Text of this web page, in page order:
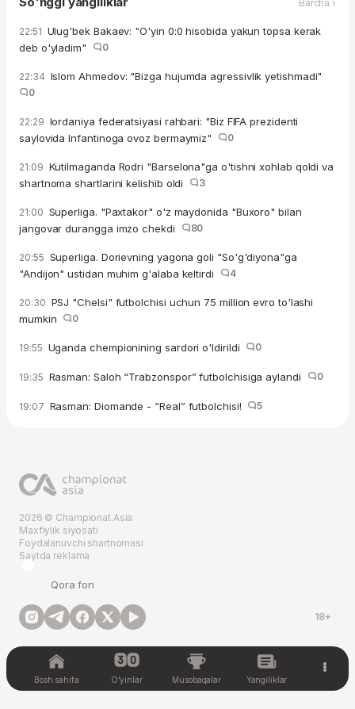
Barcha ›
22:51 Ulug'bek Bakaev: "O'yin 0:0 hisobida yakun topsa kerak
deb o'yladim"
0
22:34 Islom Ahmedov: "Bizga hujumda agressivlik yetishmadi"
0
22:29 Iordaniya federatsiyasi rahbari: "Biz FIFA prezidenti
saylovida Infantinoga ovoz bermaymiz"
0
21:09 Kutilmaganda Rodri "Barselona"ga o'tishni xohlab qoldi va
shartnoma shartlarini kelishib oldi
3
21:00 Superliga. "Paxtakor" o'z maydonida "Buxoro" bilan
jangovar durangga imzo chekdi
80
20:55 Superliga. Dorievning yagona goli "So'g'diyona"ga
"Andijon" ustidan muhim g'alaba keltirdi
4
20:30 PSJ "Chelsi" futbolchisi uchun 75 million evro to'lashi
mumkin
0
19:55 Uganda chempionining sardori o'ldirildi 0
19:35 Rasman: Saloh “Trabzonspor” futbolchisiga aylandi 0
19:07 Rasman: Diomande - “Real” futbolchisi! 5
2026 © Championat.Asia
Maxfiylik siyosati
Foydalanuvchi shartnomasi
Saytda reklama
Qora fon
18+
Bosh sahifa O'yinlar Musobaqalar Yangiliklar